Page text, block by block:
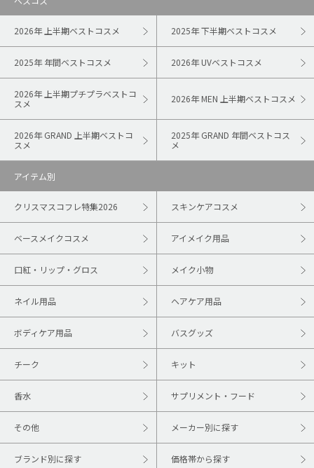
2026年 上半期ベストコスメ 2025年 下半期ベストコスメ
2025年 年間ベストコスメ 2026年 UVベストコスメ
2026年 上半期プチプラベストコ
スメ
2026年 MEN 上半期ベストコスメ
2026年 GRAND 上半期ベストコ
スメ
2025年 GRAND 年間ベストコス
メ
アイテム別
クリスマスコフレ特集2026 スキンケアコスメ
ベースメイクコスメ アイメイク用品
口紅・リップ・グロス メイク小物
ネイル用品 ヘアケア用品
ボディケア用品 バスグッズ
チーク キット
香水 サプリメント・フード
その他 メーカー別に探す
ブランド別に探す 価格帯から探す